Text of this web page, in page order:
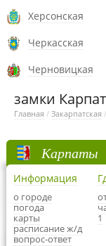
Херсонская
Черкасская
Черновицкая
замки Карпат
Главная / Закарпатская /
Карпаты
Информация
о городе
погода
карты
расписание ж/д
вопрос-ответ
1